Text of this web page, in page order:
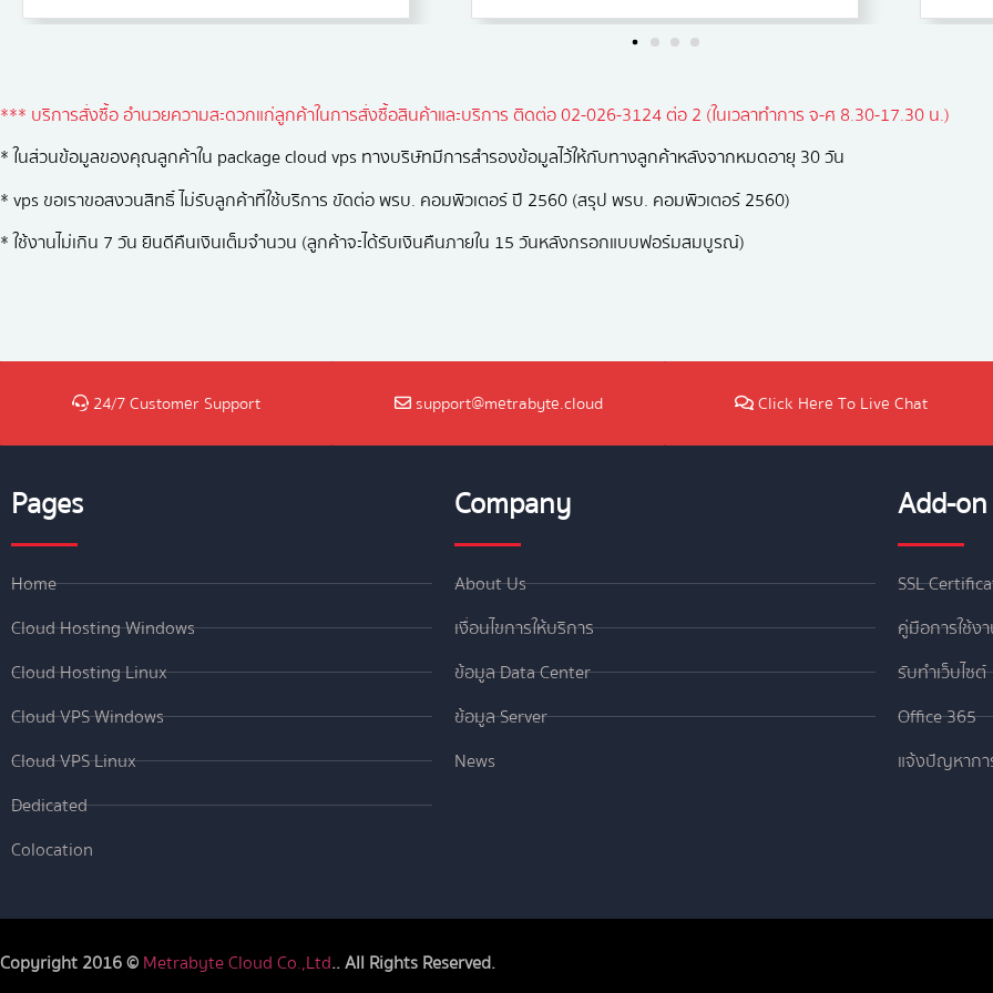
*** บริการสั่งซื้อ อำนวยความสะดวกแก่ลูกค้าในการสั่งซื้อสินค้าและบริการ ติดต่อ 02-026-3124 ต่อ 2 (ในเวลาทำการ จ-ศ 8.30-17.30 น.)
* ในส่วนข้อมูลของคุณลูกค้าใน package cloud vps ทางบริษัทมีการสำรองข้อมูลไว้ให้กับทางลูกค้าหลังจากหมดอายุ 30 วัน
* vps ขอเราขอสงวนสิทธิ์ ไม่รับลูกค้าที่ใช้บริการ ขัดต่อ พรบ. คอมพิวเตอร์ ปี 2560 (สรุป พรบ. คอมพิวเตอร์ 2560)
* ใช้งานไม่เกิน 7 วัน ยินดีคืนเงินเต็มจำนวน (ลูกค้าจะได้รับเงินคืนภายใน 15 วันหลังกรอกแบบฟอร์มสมบูรณ์)
24/7 Customer Support support@metrabyte.cloud Click Here To Live Chat
Pages
Home
Cloud Hosting Windows
Cloud Hosting Linux
Cloud VPS Windows
Cloud VPS Linux
Dedicated
Colocation
Company
About Us
เงื่อนไขการให้บริการ
ข้อมูล Data Center
ข้อมูล Server
News
Add-
SSL
คู่มือการใช้ง
รับทำเว็บไซต์
Office 365
แจ้งปัญหากา
Copyright 2016 ©Metrabyte Cloud Co.,Ltd.. All Rights Reserved.